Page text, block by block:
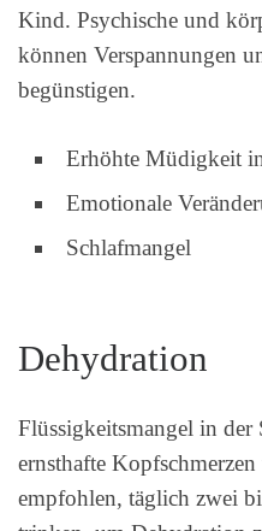
Kind. Psychische und
können Verspannungen
begünstigen.
Erhöhte Müdigkeit
Emotionale
Schlafmangel
Dehydration
Flüssigkeitsmangel in der
ernsthafte
empfohlen, täglich zwei